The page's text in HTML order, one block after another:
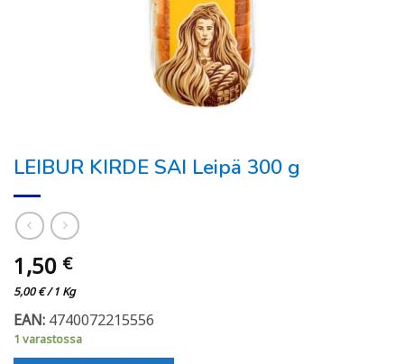
LEIBUR KIRDE SAI Leipä 300 g
1,50 €
5,00€/ 1 Kg
EAN: 4740072215556
1 varastossa